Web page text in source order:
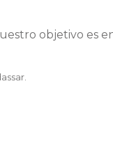
objetivo es